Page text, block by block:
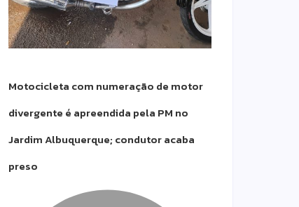
Motocicleta com numeração de motor
divergente é apreendida pela PM no
Jardim Albuquerque; condutor acaba
preso